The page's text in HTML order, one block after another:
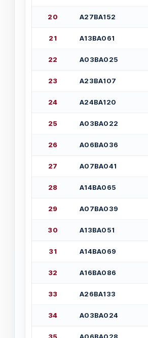
20 А27ВА152
21 А13ВА061
22 А03ВА025
23 А23ВА107
24 А24ВА120
25 А03ВА022
26 А06ВА036
27 А07ВА041
28 А14ВА065
29 А07ВА039
30 А13ВА051
31 А14ВА069
32 А16ВА086
33 А26ВА133
34 А03ВА024